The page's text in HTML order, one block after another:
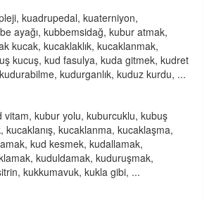
kuadrupedal, kuaterniyon,
ayağı, kubbemsidağ, kubur atmak,
kucak, kucaklaklık, kucaklanmak,
kucuş, kud fasulya, kuda gitmek, kudret
kudurganlık, kuduz kurdu, ...
vitam, kubur yolu, kuburcuklu, kubuş
kucaklanış, kucaklanma, kucaklaşma,
kud kesmek, kudallamak,
kuduldamak, kuduruşmak,
kukkumavuk, kukla gibi, ...